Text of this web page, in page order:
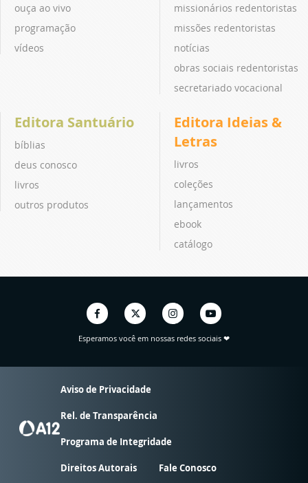
ouça ao vivo
programação
vídeos
missionários redentoristas
missões redentoristas
notícias
obras sociais redentoristas
secretariado vocacional
Editora Santuário
bíblias
deus conosco
livros
outros produtos
Editora Ideias &
Letras
livros
coleções
lançamentos
ebook
catálogo
Esperamos você em nossas redes sociais ❤
Aviso de Privacidade
Rel. de Transparência
Programa de Integridade
Direitos Autorais Fale Conosco